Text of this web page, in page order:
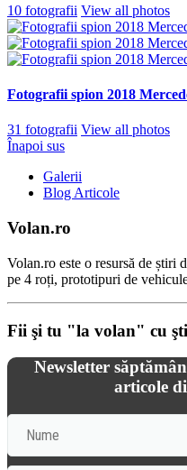
10 fotografii View all photos
Fotografii spion 2018
31 fotografii View all photos
Înapoi sus
Galerii
Blog Articole
Volan.ro
Volan.ro este o resursă de știri
pe 4 roți, prototipuri de
Fii şi tu "la volan" cu
Newsletter
articole